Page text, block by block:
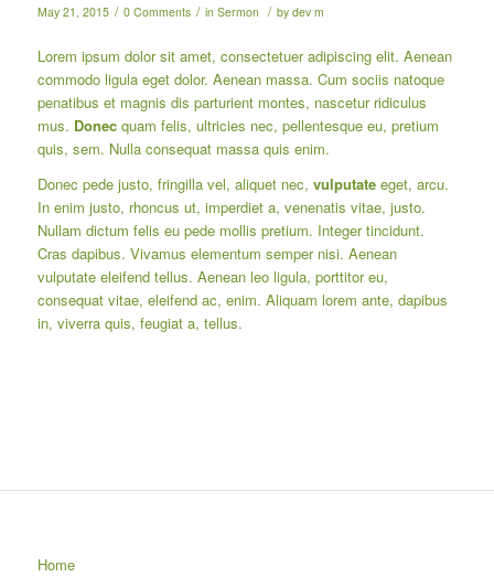
May 21, 2015 / 0 Comments / in Sermon / by dev m
Lorem ipsum dolor sit amet, consectetuer adipiscing elit. Aenean
commodo ligula eget dolor. Aenean massa. Cum sociis natoque
penatibus et magnis dis parturient montes, nascetur ridiculus
mus. Donecquam felis, ultricies nec, pellentesque eu, pretium
quis, sem. Nulla consequat massa quis enim.
Donec pede justo, fringilla vel, aliquet nec, vulputateeget, arcu.
In enim justo, rhoncus ut, imperdiet a, venenatis vitae, justo.
Nullam dictum felis eu pede mollis pretium. Integer tincidunt.
Cras dapibus. Vivamus elementum semper nisi. Aenean
vulputate eleifend tellus. Aenean leo ligula, porttitor eu,
consequat vitae, eleifend ac, enim. Aliquam lorem ante, dapibus
in, viverra quis, feugiat a, tellus.
Home